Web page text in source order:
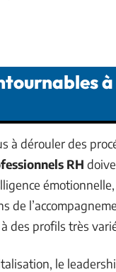
à dérouler des
RH
émotionnelle,
de
des profils très
le